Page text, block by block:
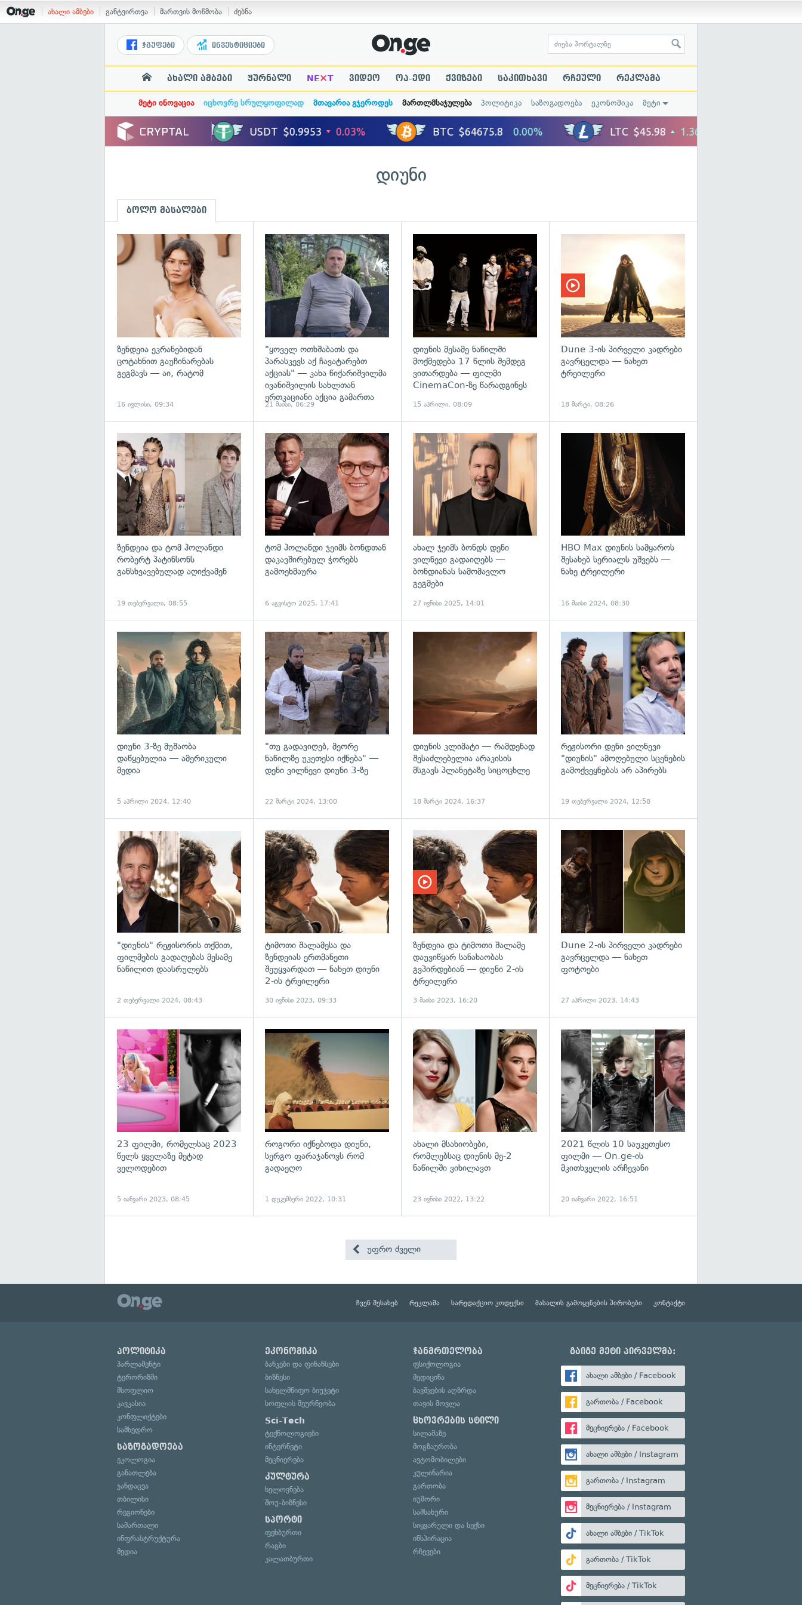
ახალი ამბები განტვირთვა მართვის მოწმობა ძებნა
ჯგუფები ინვესტიციები
ახალი ამბები ჟურნალი NE×T ვიდეო ოპ-ედი ქვიზები საკითხავი რჩეული რეკლამა
მეტი ინოვაცია იცხოვრე სრულყოფილად მთავარია გჯეროდეს მართლმსაჯულება პოლიტიკა საზოგადოება ეკონომიკა მეტი
დიუნი
ბოლო მასალები
გადახედვა
ზენდეია ეკრანებიდან
ცოტახნით გაუჩინარებას
გეგმავს — აი, რატომ
16 ივლისი, 09:34
გადახედვა
"ყოველ ოთხშაბათს და
პარასკევს აქ ჩავატარებთ
აქციას" — კახა წიქარიშვილმა
ივანიშვილის სახლთან
ერთკაციანი აქცია გამართა
21 მაისი, 06:29
დიუნის მესამე ნაწილში
მოქმედება 17 წლის შემდეგ
ვითარდება — ფილმი
CinemaCon-ზე წარადგინეს
15 აპრილი, 08:09
Dune 3-ის პირველი კადრები
გავრცელდა — ნახეთ
ტრეილერი
18 მარტი, 08:26
გადახედვა
ზენდეია და ტომ ჰოლანდი
რობერტ პატინსონს
განსხვავებულად აღიქვამენ
19 თებერვალი, 08:55
გადახედვა
ტომ ჰოლანდი ჯეიმს ბონდთან
დაკავშირებულ ჭორებს
გამოეხმაურა
6 აგვისტო 2025, 17:41
გადახედვა
ახალ ჯეიმს ბონდს დენი
ვილნევი გადაიღებს —
ბონდიანას სამომავლო
გეგმები
27 ივნისი 2025, 14:01
HBO Max დიუნის სამყაროს
შესახებ სერიალს უშვებს —
ნახე ტრეილერი
16 მაისი 2024, 08:30
გადახედვა
დიუნი 3-ზე მუშაობა
დაწყებულია — ამერიკული
მედია
5 აპრილი 2024, 12:40
"თუ გადავიღებ, მეორე
ნაწილზე უკეთესი იქნება" —
დენი ვილნევი დიუნი 3-ზე
22 მარტი 2024, 13:00
გადახედვა
დიუნის კლიმატი — რამდენად
შესაძლებელია არაკისის
მსგავს პლანეტაზე სიცოცხლე
18 მარტი 2024, 16:37
რეჟისორი დენი ვილნევი
"დიუნის" ამოღებული სცენების
გამოქვეყნებას არ აპირებს
19 თებერვალი 2024, 12:58
გადახედვა
"დიუნის" რეჟისორის თქმით,
ფილმების გადაღებას მესამე
ნაწილით დაასრულებს
2 თებერვალი 2024, 08:43
გადახედვა
ტიმოთი შალამესა და
ზენდეიას ერთმანეთი
შეუყვარდათ — ნახეთ დიუნი
2-ის ტრეილერი
30 ივნისი 2023, 09:33
ზენდეია და ტიმოთი შალამე
დაუვიწყარ სანახაობას
გვპირდებიან — დიუნი 2-ის
ტრეილერი
3 მაისი 2023, 16:20
Dune 2-ის პირველი კადრები
გავრცელდა — ნახეთ
ფოტოები
27 აპრილი 2023, 14:43
გადახედვა
23 ფილმი, რომელსაც 2023
წელს ყველაზე მეტად
ველოდებით
5 იანვარი 2023, 08:45
როგორი იქნებოდა დიუნი,
სერგო ფარაჯანოვს რომ
გადაეღო
1 დეკემბერი 2022, 10:31
გადახედვა
ახალი მსახიობები,
რომლებსაც დიუნის მე-2
ნაწილში ვიხილავთ
23 ივნისი 2022, 13:22
2021 წლის 10 საუკეთესო
ფილმი — On.ge-ის
მკითხველის არჩევანი
20 იანვარი 2022, 16:51
უფრო ძველი
ჩვენ შესახებ რეკლამა სარედაქციო კოდექსი მასალის გამოყენების პირობები კონტაქტი
პოლიტიკა
პარლამენტი
ტერორიზმი
მსოფლიო
კავკასია
კონფლიქტები
სამხედრო
საზოგადოება
ეკოლოგია
განათლება
ჯანდაცვა
თბილისი
რეგიონები
სამართალი
ინფრასტრუქტურა
მედია
ეკონომიკა
ბანკები და ფინანსები
ბიზნესი
სახელმწიფო ბიუჯეტი
სოფლის მეურნეობა
Sci-Tech
ტექნოლოგიები
ინტერნეტი
მეცნიერება
კულტურა
ხელოვნება
შოუ-ბიზნესი
სპორტი
ფეხბურთი
რაგბი
კალათბურთი
ჯანმრთელობა
ფსიქოლოგია
მედიცინა
ბავშვების აღზრდა
თავის მოვლა
ცხოვრების სტილი
სილამაზე
მოგზაურობა
ავტომობილები
კულინარია
გართობა
იუმორი
სამსახური
სიყვარული და სექსი
ინსპირაცია
რჩევები
გაიგე მეტი პირველმა:
ახალი ამბები / Facebook
გართობა / Facebook
მეცნიერება / Facebook
ახალი ამბები / Instagram
გართობა / Instagram
მეცნიერება / Instagram
ახალი ამბები / TikTok
გართობა / TikTok
მეცნიერება / TikTok